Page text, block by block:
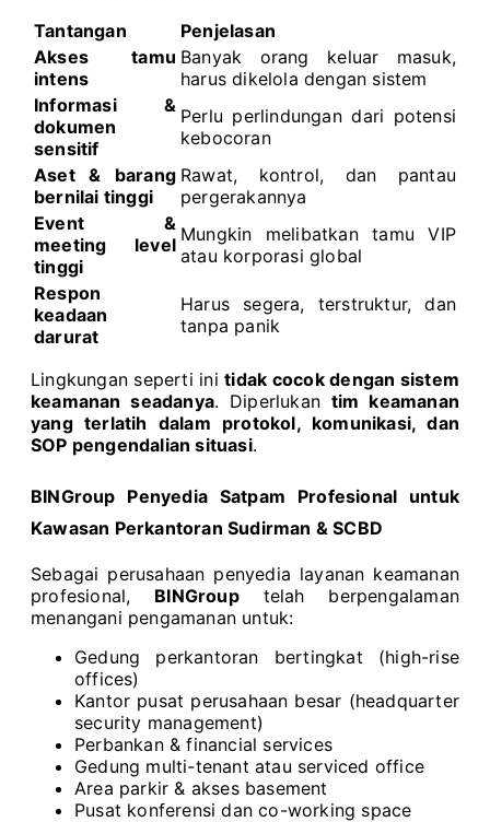
Tantangan
Penjelasan
Akses tamu
intens
Banyak orang keluar masuk,
harus dikelola dengan sistem
Informasi &
dokumen
sensitif
Perlu perlindungan dari potensi
kebocoran
Aset & barang
bernilai tinggi
Rawat, kontrol, dan pantau
pergerakannya
Event &
meeting level
tinggi
Mungkin melibatkan tamu VIP
atau korporasi global
Respon
keadaan
darurat
Harus segera, terstruktur, dan
tanpa panik
Lingkungan seperti initidak cocok dengan sistem
keamanan seadanya. Diperlukan tim keamanan
yang terlatih dalam protokol, komunikasi, dan
SOP pengendalian situasi.
BINGroup Penyedia Satpam Profesional untuk
Kawasan Perkantoran Sudirman & SCBD
Sebagai perusahaan penyedia layanan keamanan
profesional, BINGrouptelah berpengalaman
menangani pengamanan untuk:
Gedung perkantoran bertingkat (high-rise
offices)
Kantor pusat perusahaan besar (headquarter
security management)
Perbankan & financial services
Gedung multi-tenant atau serviced office
Area parkir & akses basement
Pusat konferensi dan co-working space